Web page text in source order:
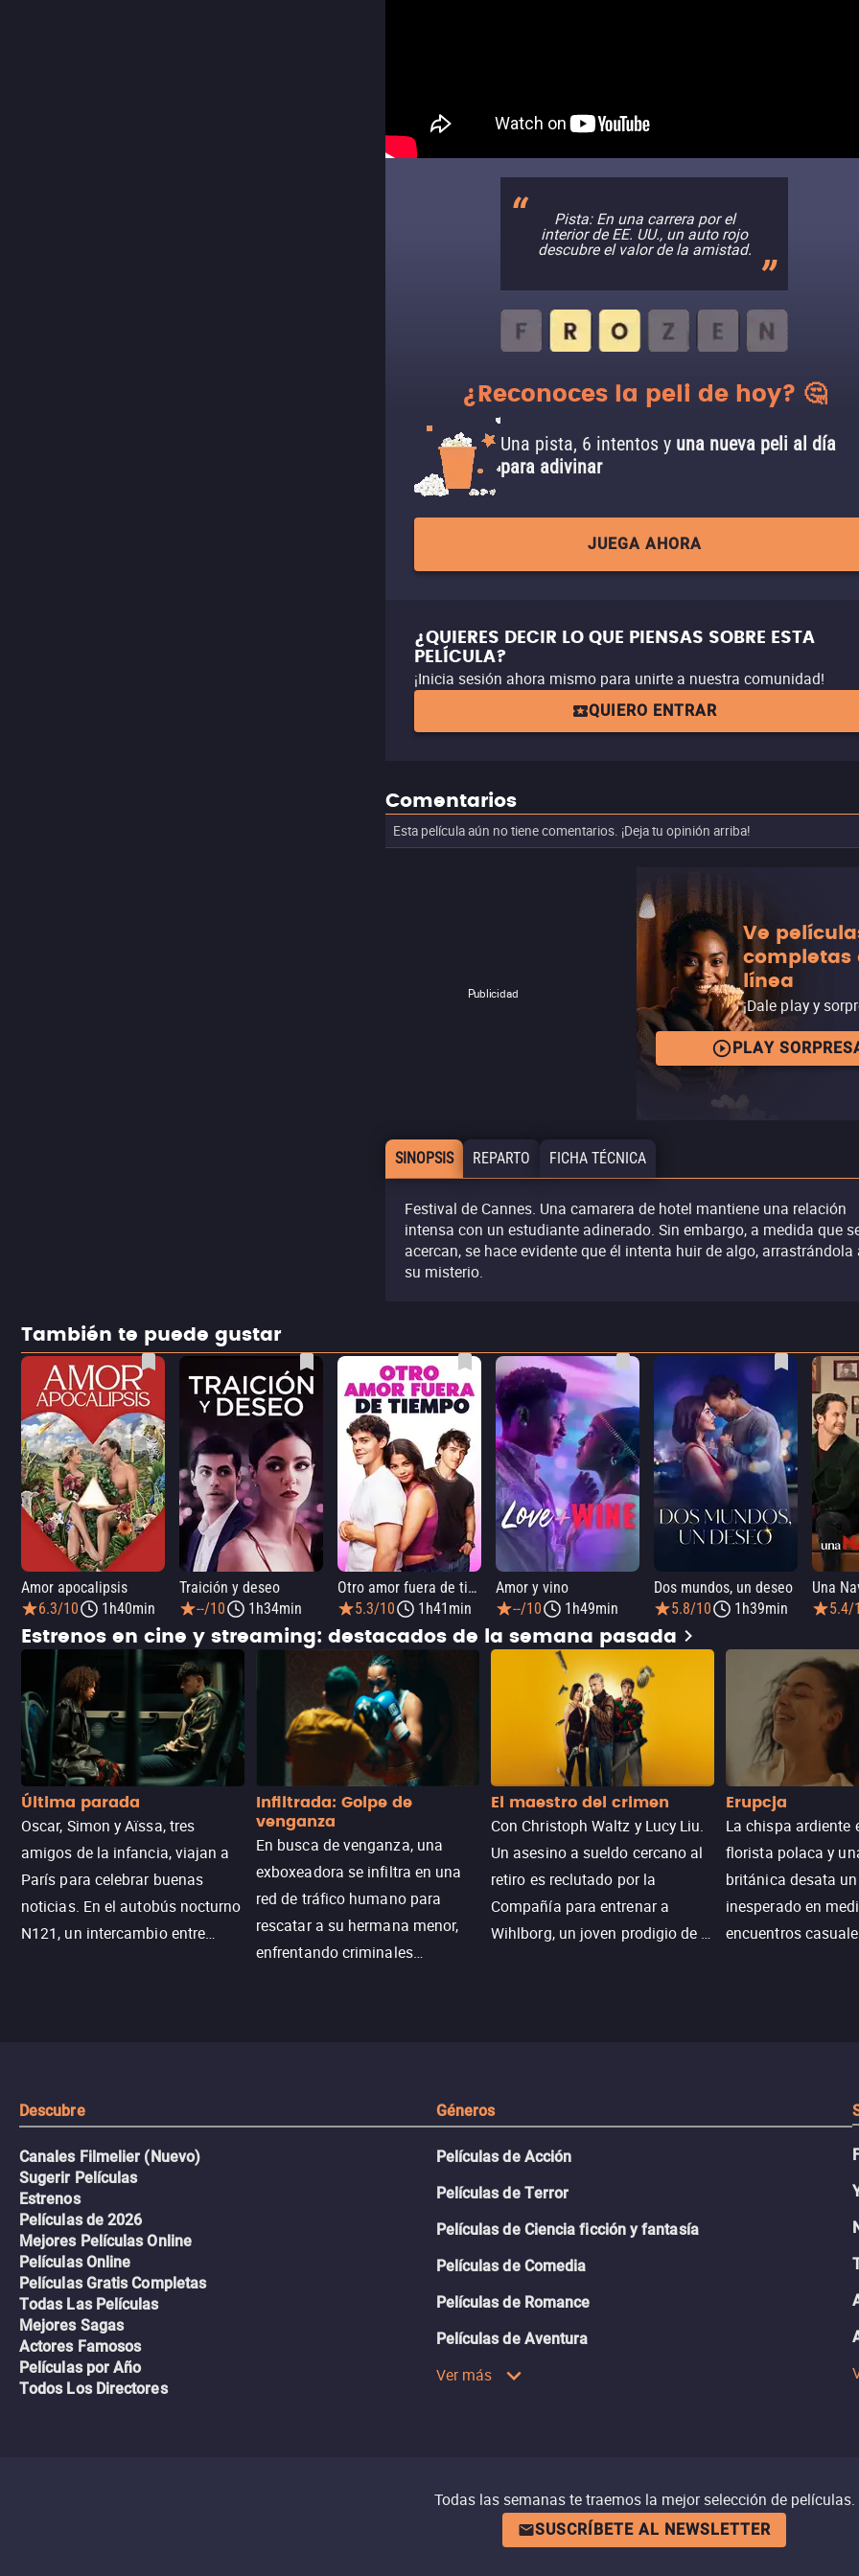
Pista: En una carrera por el
interior de EE. UU., un auto rojo
descubre el valor de la amistad.
¿Reconoces la peli de hoy? 🤔
Una pista, 6 intentos y una nueva peli al día
para adivinar
JUEGA AHORA
¿QUIERES DECIR LO QUE PIENSAS SOBRE ESTA
PELÍCULA?
¡Inicia sesión ahora mismo para unirte a nuestra comunidad!
QUIERO ENTRAR
Comentarios
Esta película aún no tiene comentarios. ¡Deja tu opinión arriba!
Publicidad
Ve
completas
línea
¡Dale play y
PLAY
SINOPSIS REPARTO FICHA TÉCNICA
Festival de Cannes. Una camarera de hotel mantiene una relación
intensa con un estudiante adinerado. Sin embargo, a medida que
acercan, se hace evidente que él intenta huir de algo, arrastrándola
su misterio.
También te puede gustar
Amor apocalipsis
6.3/10
1h40min
Traición y deseo
--/10
1h34min
Otro amor fuera de tiempo
5.3/10
1h41min
Amor y vino
--/10
1h49min
Dos mundos, un deseo
5.8/10
1h39min
Una
5.4/
Estrenos en cine y streaming: destacados de la semana pasada
Última parada
Oscar, Simon y Aïssa, tres
amigos de la infancia, viajan a
París para celebrar buenas
noticias. En el autobús nocturno
N121, un intercambio entre
Infiltrada: Golpe de
venganza
En busca de venganza, una
exboxeadora se infiltra en una
red de tráfico humano para
rescatar a su hermana menor,
enfrentando criminales
El maestro del crimen
Con Christoph Waltz y Lucy Liu.
Un asesino a sueldo cercano al
retiro es reclutado por la
Compañía para entrenar a
Wihlborg, un joven prodigio de la
Erupcja
La chispa ardiente
florista polaca y
británica desata
inesperado en
encuentros
Descubre
Canales Filmelier (Nuevo)
Sugerir Películas
Estrenos
Películas de 2026
Mejores Películas Online
Películas Online
Películas Gratis Completas
Todas Las Películas
Mejores Sagas
Actores Famosos
Películas por Año
Todos Los Directores
Géneros
Películas de Acción
Películas de Terror
Películas de Ciencia ficción y fantasía
Películas de Comedia
Películas de Romance
Películas de Aventura
Ver más
Todas las semanas te traemos la mejor selección de películas.
SUSCRÍBETE AL NEWSLETTER